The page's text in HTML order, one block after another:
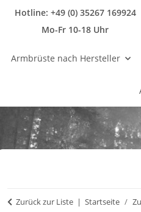
Hotline: +49 (0) 35267 169924
Mo-Fr 10-18 Uhr
Armbrüste nach Hersteller
Zurück zur Liste Startseite